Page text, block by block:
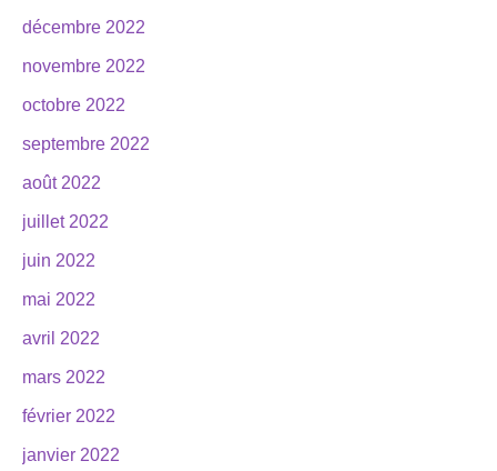
décembre 2022
novembre 2022
octobre 2022
septembre 2022
août 2022
juillet 2022
juin 2022
mai 2022
avril 2022
mars 2022
février 2022
janvier 2022